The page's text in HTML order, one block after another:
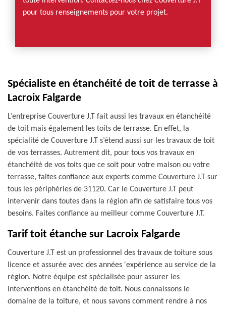
pour tous renseignements pour votre projet.
Spécialiste en étanchéité de toit de terrasse à
Lacroix Falgarde
L’entreprise Couverture J.T fait aussi les travaux en étanchéité
de toit mais également les toits de terrasse. En effet, la
spécialité de Couverture J.T s’étend aussi sur les travaux de toit
de vos terrasses. Autrement dit, pour tous vos travaux en
étanchéité de vos toits que ce soit pour votre maison ou votre
terrasse, faites confiance aux experts comme Couverture J.T sur
tous les périphéries de 31120. Car le Couverture J.T peut
intervenir dans toutes dans la région afin de satisfaire tous vos
besoins. Faites confiance au meilleur comme Couverture J.T.
Tarif toit étanche sur Lacroix Falgarde
Couverture J.T est un professionnel des travaux de toiture sous
licence et assurée avec des années 'expérience au service de la
région. Notre équipe est spécialisée pour assurer les
interventions en étanchéité de toit. Nous connaissons le
domaine de la toiture, et nous savons comment rendre à nos